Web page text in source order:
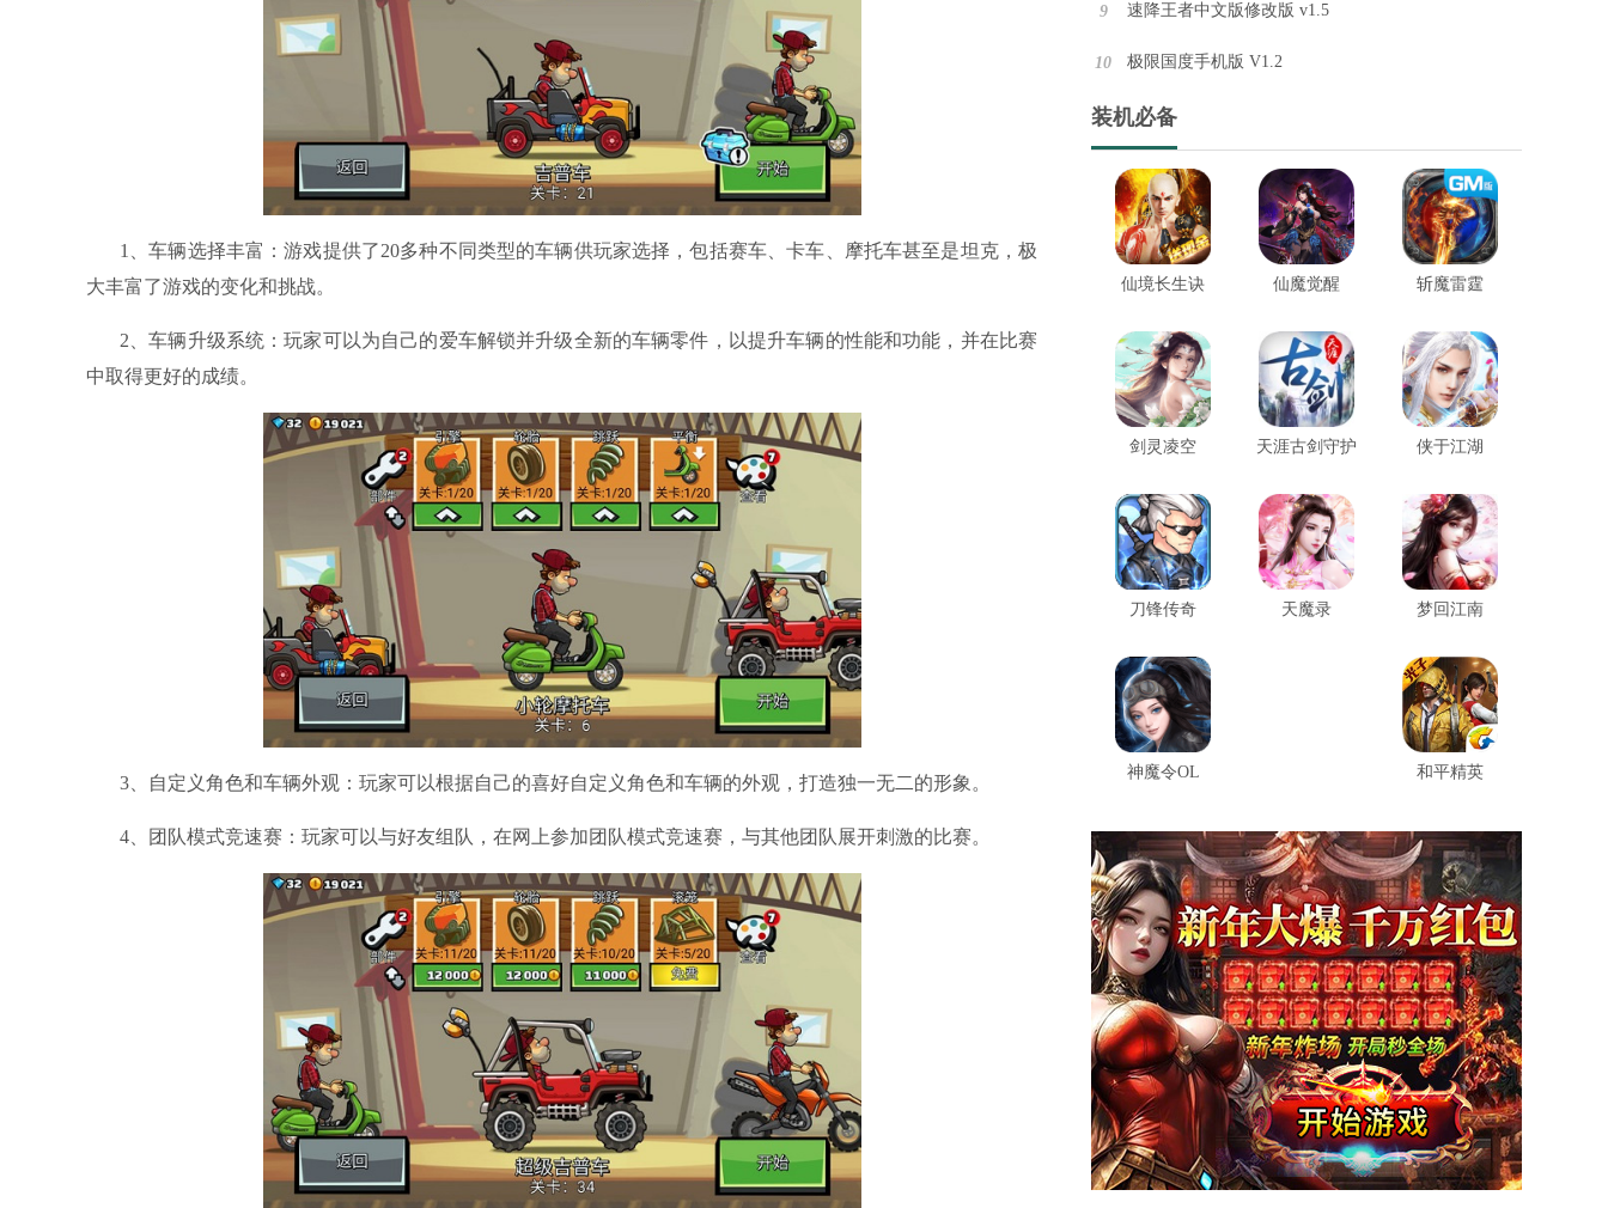
1、车辆选择丰富：游戏提供了20多种不同类型的车辆供玩家选择，包括赛车、卡车、摩托车甚至是坦克，极
大丰富了游戏的变化和挑战。
2、车辆升级系统：玩家可以为自己的爱车解锁并升级全新的车辆零件，以提升车辆的性能和功能，并在比赛
中取得更好的成绩。
3、自定义角色和车辆外观：玩家可以根据自己的喜好自定义角色和车辆的外观，打造独一无二的形象。
4、团队模式竞速赛：玩家可以与好友组队，在网上参加团队模式竞速赛，与其他团队展开刺激的比赛。
9 速降王者中文版修改版 v1.5
10 极限国度手机版 V1.2
装机必备
仙境长生诀 仙魔觉醒 斩魔雷霆
剑灵凌空 天涯古剑守护 侠于江湖
刀锋传奇 天魔录 梦回江南
神魔令OL 和平精英
侧耳倾听官方版v1.1.5
侧耳倾听官方版是一个非常独特的迷宫闯关休闲游戏，该游戏是由一名开发者在用眼过度且眼睛感到疲累时的灵光一现所创造。
机甲恐龙城市狂暴官方版 v1.5
机甲恐龙城市狂暴官方版这是一款充满热血与冒险的恐龙主题城市战斗游戏，玩家将化身为强大的恐龙指挥官，操控各种形态的恐龙在城市中狂暴作战。通过与机甲的结合，这款游戏将带你体验前所未有的战斗快感，挑战各种敌人，完成刺激任务。
抓抓地牢手机版 v1.0
抓抓地牢手机版是以卡牌策略玩法融合经典肉鸽玩法而打造的一款非常好玩的创新式游戏，游戏内有着非常有趣的机制设定，你可以通过抓娃娃来得到自己需要的任何卡牌，利用抓娃娃机来拿武器、盾牌这些装备，去闯不断变换的地牢，打败敌人。